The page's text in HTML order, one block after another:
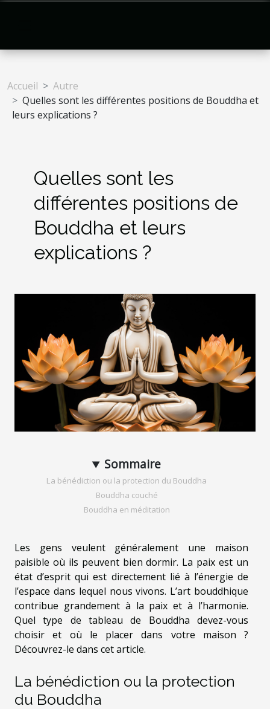
Accueil
Autre
Quelles sont les différentes positions de Bouddha et
leurs explications ?
Quelles sont les
différentes positions de
Bouddha et leurs
explications ?
Sommaire
La bénédiction ou la protection du Bouddha
Bouddha couché
Bouddha en méditation
Les gens veulent généralement une maison
paisible où ils peuvent bien dormir. La paix est un
état d’esprit qui est directement lié à l’énergie de
l’espace dans lequel nous vivons. L’art bouddhique
contribue grandement à la paix et à l’harmonie.
Quel type de tableau de Bouddha devez-vous
choisir et où le placer dans votre maison ?
Découvrez-le dans cet article.
La bénédiction ou la protection
du Bouddha